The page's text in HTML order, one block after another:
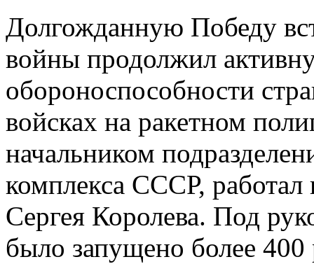
Долгожданную Победу
войны продолжил
обороноспособности
войсках на ракетном
начальником
комплекса СССР, работал
Сергея Королева. Под
было запущено более